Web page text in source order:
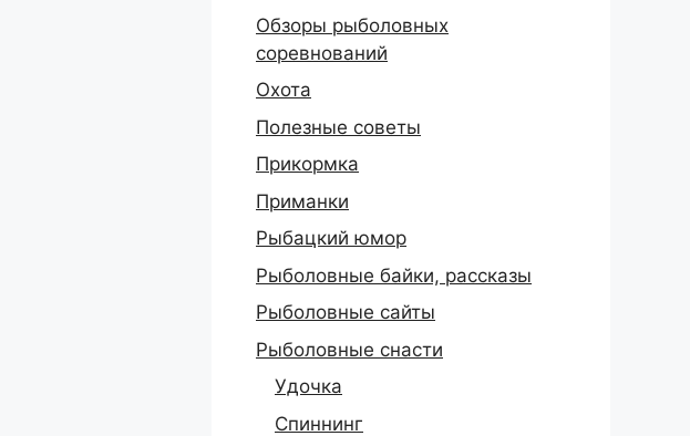
Обзоры рыболовных
соревнований
Охота
Полезные советы
Прикормка
Приманки
Рыбацкий юмор
Рыболовные байки, рассказы
Рыболовные сайты
Рыболовные снасти
Удочка
Спиннинг